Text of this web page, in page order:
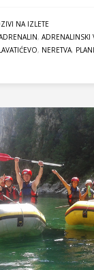
NA IZLETE
, ADRENALINSKI
, NERETVA,